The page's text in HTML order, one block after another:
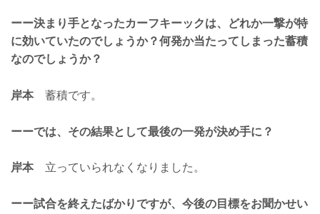
ーー決まり手となったカーフキーックは、どれか一撃が特
に効いていたのでしょうか？何発か当たってしまった蓄積
なのでしょうか？
岸本蓄積です。
ーーでは、その結果として最後の一発が決め手に？
岸本立っていられなくなりました。
ーー試合を終えたばかりですが、今後の目標をお聞かせい